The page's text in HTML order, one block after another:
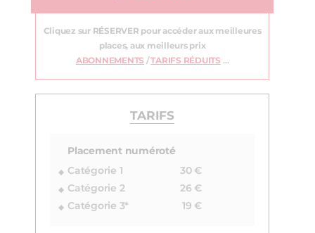
Cliquez sur RÉSERVER pour accéder aux meilleures
places, aux meilleurs prix
ABONNEMENTS /TARIFS RÉDUITS …
TARIFS
Placement numéroté
Catégorie 1
30 €
Catégorie 2
26 €
Catégorie 3*
19 €